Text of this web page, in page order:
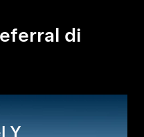
di
Y